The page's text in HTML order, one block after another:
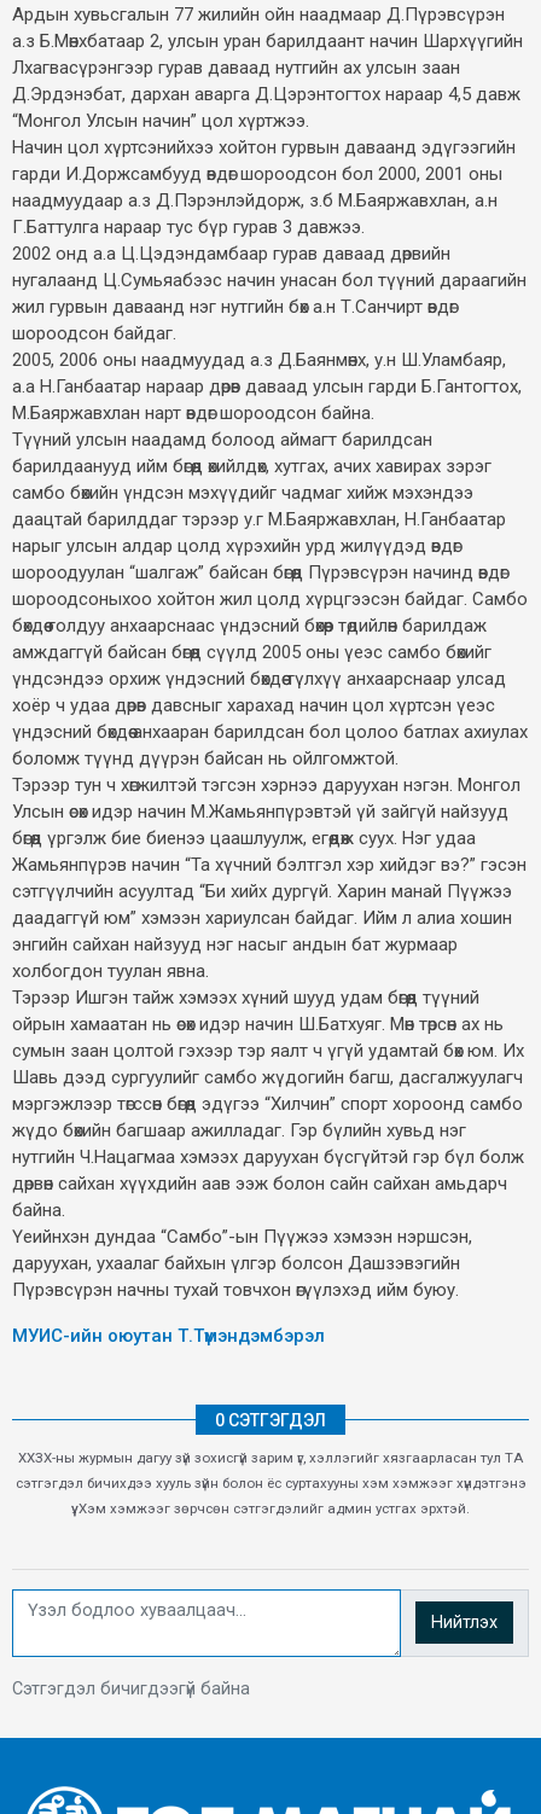
Ардын хувьсгалын 77 жилийн ойн наадмаар Д.Пүрэвсүрэн
а.з Б.Мөнхбатаар 2, улсын уран барилдаант начин Шархүүгийн
Лхагвасүрэнгээр гурав даваад нутгийн ах улсын заан
Д.Эрдэнэбат, дархан аварга Д.Цэрэнтогтох нараар 4,5 давж
“Монгол Улсын начин” цол хүртжээ.
Начин цол хүртсэнийхээ хойтон гурвын даваанд эдүгээгийн
гарди И.Доржсамбууд өвдөг шороодсон бол 2000, 2001 оны
наадмуудаар а.з Д.Пэрэнлэйдорж, з.б М.Баяржавхлан, а.н
Г.Баттулга нараар тус бүр гурав 3 давжээ.
2002 онд а.а Ц.Цэдэндамбаар гурав даваад дөрвийн
нугалаанд Ц.Сумьяабээс начин унасан бол түүний дараагийн
жил гурвын даваанд нэг нутгийн бөх а.н Т.Санчирт өвдөг
шороодсон байдаг.
2005, 2006 оны наадмуудад а.з Д.Баянмөнх, у.н Ш.Уламбаяр,
а.а Н.Ганбаатар нараар дөрөв даваад улсын гарди Б.Гантогтох,
М.Баяржавхлан нарт өвдөг шороодсон байна.
Түүний улсын наадамд болоод аймагт барилдсан
барилдаанууд ийм бөгөөд өхийлдөх, хутгах, ачих хавирах зэрэг
самбо бөхийн үндсэн мэхүүдийг чадмаг хийж мэхэндээ
даацтай барилддаг тэрээр у.г М.Баяржавхлан, Н.Ганбаатар
нарыг улсын алдар цолд хүрэхийн урд жилүүдэд өвдөг
шороодуулан “шалгаж” байсан бөгөөд Пүрэвсүрэн начинд өвдөг
шороодсоныхоо хойтон жил цолд хүрцгээсэн байдаг. Самбо
бөхдөө голдуу анхаарснаас үндэсний бөхөөр төдийлөн барилдаж
амждаггүй байсан бөгөөд сүүлд 2005 оны үеэс самбо бөхийг
үндсэндээ орхиж үндэсний бөхдөө түлхүү анхаарснаар улсад
хоёр ч удаа дөрөв давсныг харахад начин цол хүртсэн үеэс
үндэсний бөхдөө анхааран барилдсан бол цолоо батлах ахиулах
боломж түүнд дүүрэн байсан нь ойлгомжтой.
Тэрээр тун ч хөгжилтэй тэгсэн хэрнээ даруухан нэгэн. Монгол
Улсын өсөх идэр начин М.Жамьянпүрэвтэй үй зайгүй найзууд
бөгөөд үргэлж бие биенээ цаашлуулж, егөөдөж суух. Нэг удаа
Жамьянпүрэв начин “Та хүчний бэлтгэл хэр хийдэг вэ?” гэсэн
сэтгүүлчийн асуултад “Би хийх дургүй. Харин манай Пүүжээ
даадаггүй юм” хэмээн хариулсан байдаг. Ийм л алиа хошин
энгийн сайхан найзууд нэг насыг андын бат журмаар
холбогдон туулан явна.
Тэрээр Ишгэн тайж хэмээх хүний шууд удам бөгөөд түүний
ойрын хамаатан нь өсөх идэр начин Ш.Батхуяг. Мөн төрсөн ах нь
сумын заан цолтой гэхээр тэр яалт ч үгүй удамтай бөх юм. Их
Шавь дээд сургуулийг самбо жүдогийн багш, дасгалжуулагч
мэргэжлээр төгссөн бөгөөд эдүгээ “Хилчин” спорт хороонд самбо
жүдо бөхийн багшаар ажилладаг. Гэр бүлийн хувьд нэг
нутгийн Ч.Нацагмаа хэмээх даруухан бүсгүйтэй гэр бүл болж
дөрвөн сайхан хүүхдийн аав ээж болон сайн сайхан амьдарч
байна.
Үеийнхэн дундаа “Самбо”-ын Пүүжээ хэмээн нэршсэн,
даруухан, ухаалаг байхын үлгэр болсон Дашзэвэгийн
Пүрэвсүрэн начны тухай товчхон өгүүлэхэд ийм буюу.
МУИС-ийн оюутан Т.Түмэндэмбэрэл
0 СЭТГЭГДЭЛ
ХХЗХ-ны журмын дагуу зүй зохисгүй зарим үг, хэллэгийг хязгаарласан тул ТА
сэтгэгдэл бичихдээ хууль зүйн болон ёс суртахууны хэм хэмжээг хүндэтгэнэ
үү. Хэм хэмжээг зөрчсөн сэтгэгдэлийг админ устгах эрхтэй.
Нийтлэх
Сэтгэгдэл бичигдээгүй байна